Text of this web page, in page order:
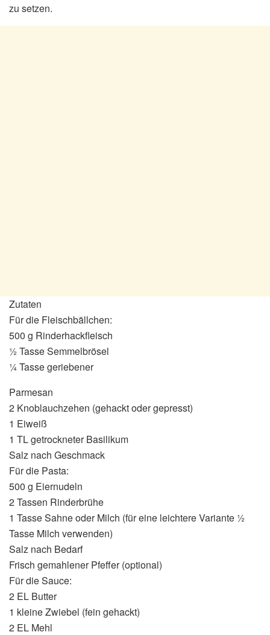
zu setzen.
Zutaten
Für die Fleischbällchen:
500 g Rinderhackfleisch
½ Tasse Semmelbrösel
¼ Tasse geriebener
Parmesan
2 Knoblauchzehen (gehackt oder gepresst)
1 Eiweiß
1 TL getrockneter Basilikum
Salz nach Geschmack
Für die Pasta:
500 g Eiernudeln
2 Tassen Rinderbrühe
1 Tasse Sahne oder Milch (für eine leichtere Variante ½
Tasse Milch verwenden)
Salz nach Bedarf
Frisch gemahlener Pfeffer (optional)
Für die Sauce:
2 EL Butter
1 kleine Zwiebel (fein gehackt)
2 EL Mehl